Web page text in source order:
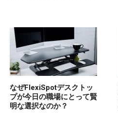
なぜFlexiSpotデスクトッ
プが今日の職場にとって賢
明な選択なのか？